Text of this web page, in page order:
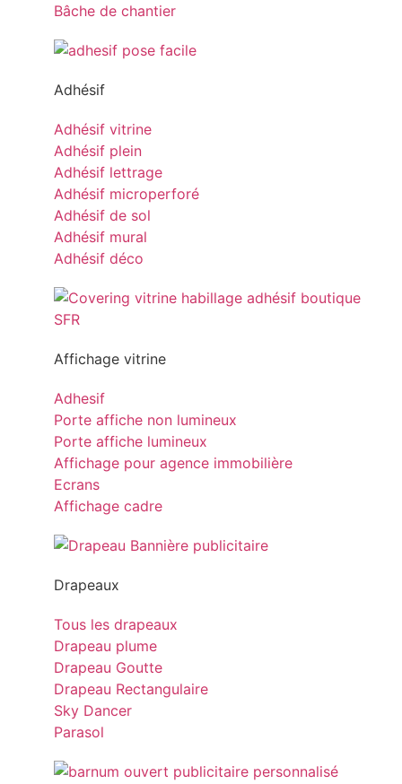
Bâche de chantier
Adhésif
Adhésif vitrine
Adhésif plein
Adhésif lettrage
Adhésif microperforé
Adhésif de sol
Adhésif mural
Adhésif déco
Affichage vitrine
Adhesif
Porte affiche non lumineux
Porte affiche lumineux
Affichage pour agence immobilière
Ecrans
Affichage cadre
Drapeaux
Tous les drapeaux
Drapeau plume
Drapeau Goutte
Drapeau Rectangulaire
Sky Dancer
Parasol